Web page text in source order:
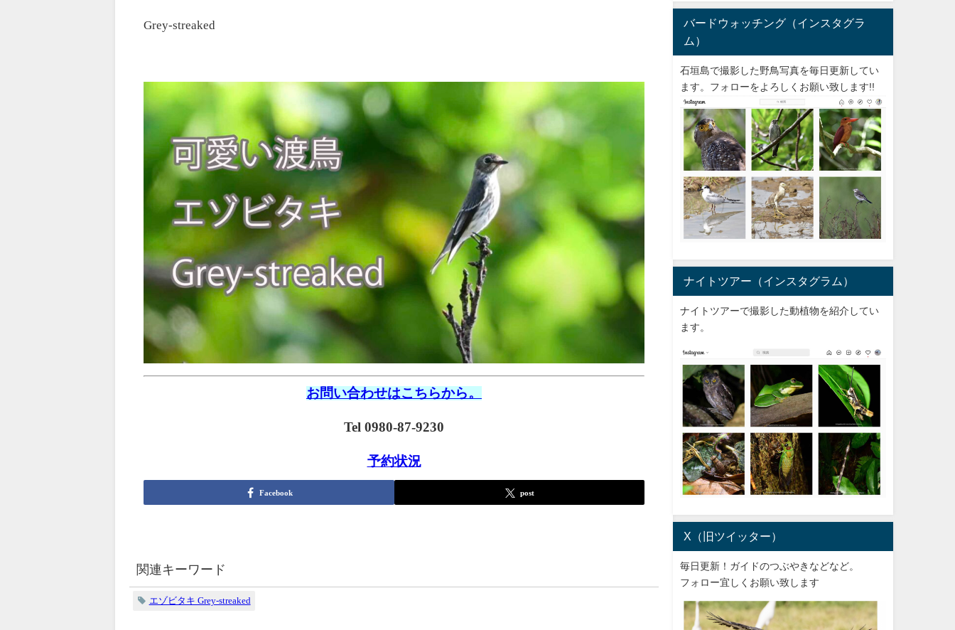
Grey-streaked
お問い合わせはこちらから。
Tel 0980-87-9230
予約状況
Facebook post
関連キーワード
エゾビタキ Grey-streaked
バードウォッチング（インスタグラ
ム）
石垣島で撮影した野鳥写真を毎日更新してい
ます。フォローをよろしくお願い致します!!
ナイトツアー（インスタグラム）
ナイトツアーで撮影した動植物を紹介してい
ます。
X（旧ツイッター）
毎日更新！ガイドのつぶやきなどなど。
フォロー宜しくお願い致します